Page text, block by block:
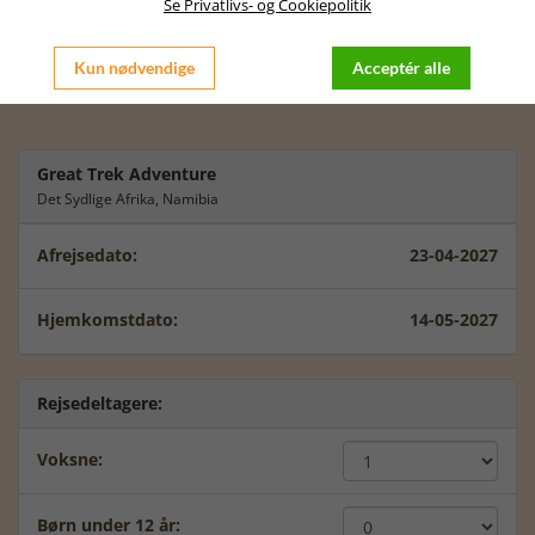
passer dig bedst at rejse.
København, men lad os sammen tale videre om dette.
Vi glæder os til at tale videre med dig.
Great Trek Adventure
Det Sydlige Afrika, Namibia
Afrejsedato: 23-04-2027
Hjemkomstdato: 14-05-2027
Rejsedeltagere:
Voksne:
Børn under 12 år:
Se Privatlivs- og Cookiepolitik
Kun nødvendige Acceptér alle